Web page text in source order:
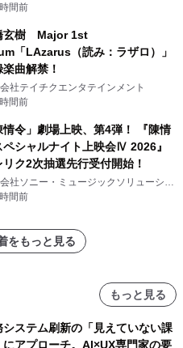
間前
玄樹 Major 1st
「LAzarus（読み：ラザロ）」
楽曲解禁！
社テイチクエンタテインメント
間前
情令」劇場上映、第4弾！ 『陳情
ペシャルナイト上映会Ⅳ 2026』
リク2次抽選先行受付開始！
社ソニー・ミュージックソリューショ
間前
をもっと見る
もっと見る
システム刷新の「見えていない課
にアプローチ。AI×UX専門家の要